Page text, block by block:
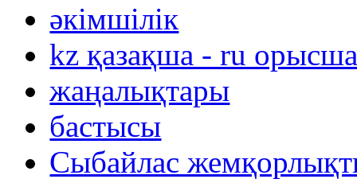
әкімшілік
kz қазақша - ru
жаңалықтары
бастысы
Сыбайлас